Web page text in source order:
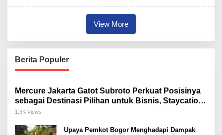
View More
Berita Populer
Mercure Jakarta Gatot Subroto Perkuat Posisinya
sebagai Destinasi Pilihan untuk Bisnis, Staycation,
Meeting, dan Kuliner di Jakarta Selatan
1.3K Views
Upaya Pemkot Bogor Menghadapi Dampak